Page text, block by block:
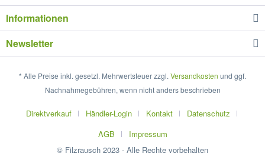
Informationen
Newsletter
* Alle Preise inkl. gesetzl. Mehrwertsteuer zzgl. Versandkosten und ggf.
Nachnahmegebühren, wenn nicht anders beschrieben
Direktverkauf Händler-Login Kontakt
Datenschutz
AGB
Impressum
© Filzrausch 2023 - Alle Rechte vorbehalten